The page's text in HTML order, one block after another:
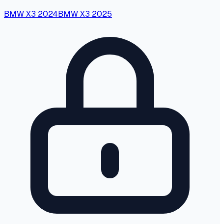
BMWX3 2024BMWX3 2025